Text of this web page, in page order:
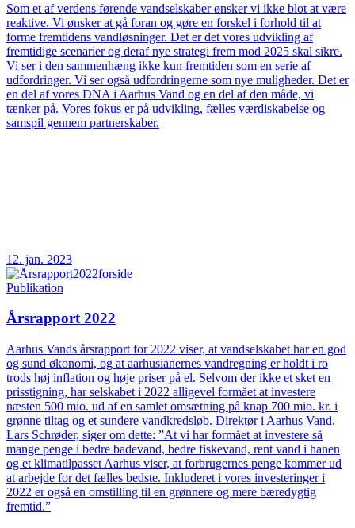
Som et af verdens førende vandselskaber ønsker vi ikke blot at være
reaktive. Vi ønsker at gå foran og gøre en forskel i forhold til at
forme fremtidens vandløsninger. Det er det vores udvikling af
fremtidige scenarier og deraf nye strategi frem mod 2025 skal sikre.
Vi ser i den sammenhæng ikke kun fremtiden som en serie af
udfordringer. Vi ser også udfordringerne som nye muligheder. Det er
en del af vores DNA i Aarhus Vand og en del af den måde, vi
tænker på. Vores fokus er på udvikling, fælles værdiskabelse og
samspil gennem partnerskaber.
12. jan. 2023
Publikation
Årsrapport 2022
Aarhus Vands årsrapport for 2022 viser, at vandselskabet har en god
og sund økonomi, og at aarhusianernes vandregning er holdt i ro
trods høj inflation og høje priser på el. Selvom der ikke et sket en
prisstigning, har selskabet i 2022 alligevel formået at investere
næsten 500 mio. ud af en samlet omsætning på knap 700 mio. kr. i
grønne tiltag og et sundere vandkredsløb. Direktør i Aarhus Vand,
Lars Schrøder, siger om dette: ”At vi har formået at investere så
mange penge i bedre badevand, bedre fiskevand, rent vand i hanen
og et klimatilpasset Aarhus viser, at forbrugernes penge kommer ud
at arbejde for det fælles bedste. Inkluderet i vores investeringer i
2022 er også en omstilling til en grønnere og mere bæredygtig
fremtid.”